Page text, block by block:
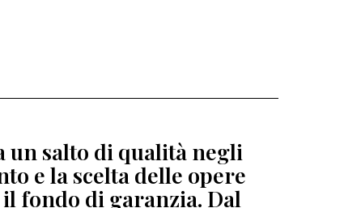
un salto di qualità negli
e la scelta delle opere
fondo di garanzia. Dal